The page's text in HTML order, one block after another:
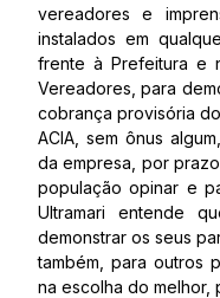
vereadores e
instalados em
frente à Prefeitura e
Vereadores, para
cobrança provisória
ACIA, sem ônus
da empresa, por
população opinar e
Ultramari entende
demonstrar os seus
também, para outros
na escolha do melhor,